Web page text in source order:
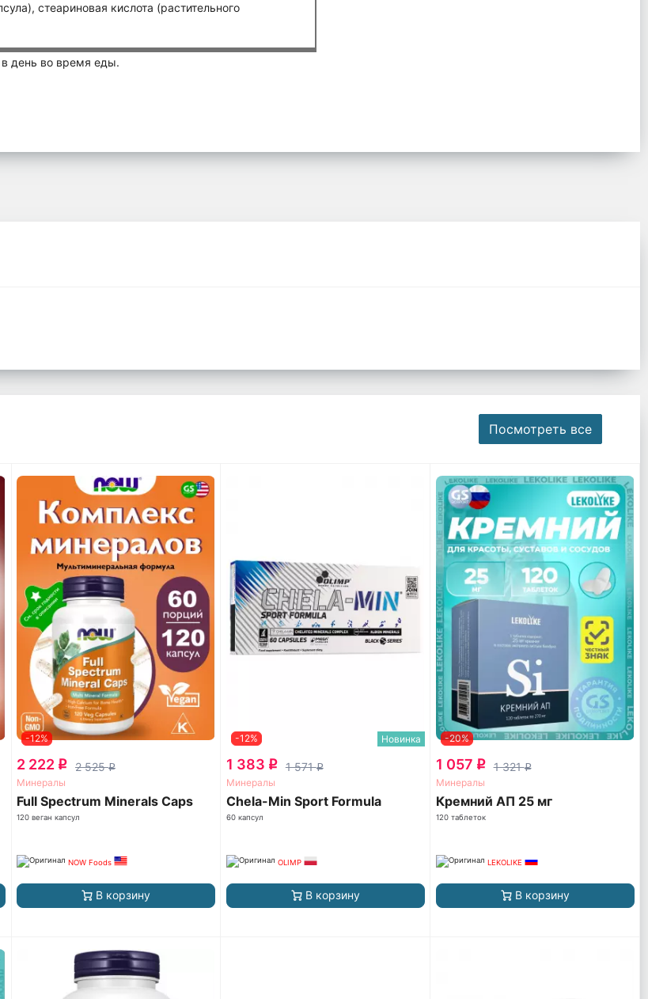
стеариновая кислота (растительного
день во время еды.
Посмотреть все
-12%
2 222 q 2 525q
Минералы
Full Spectrum Minerals Caps
120 веган капсул
NOW Foods
В корзину
-12% Новинка
1 383 q 1 571q
Минералы
Chela-Min Sport Formula
60 капсул
OLIMP
В корзину
-20%
1 057 q 1 321q
Минералы
Кремний АП 25 мг
120 таблеток
LEKOLIKE
В корзину